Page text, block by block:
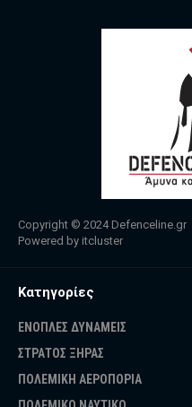
Copyright © 2024 Defenceline.gr
Powered by itcluster
Κατηγορίες
ΕΝΟΠΛΕΣ ΔΥΝΑΜΕΙΣ
ΣΤΡΑΤΟΣ ΞΗΡΑΣ
ΠΟΛΕΜΙΚΗ ΑΕΡΟΠΟΡΙΑ